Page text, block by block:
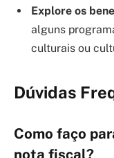
Explore os
alguns
culturais ou
Dúvidas
Como faço
nota fiscal?